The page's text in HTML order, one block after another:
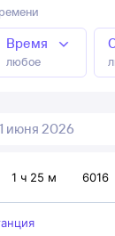
Время
любое
1 июня 2026
1 ч 25 м 6016